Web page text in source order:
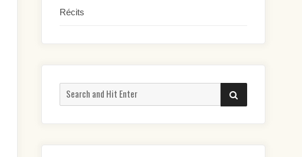
Récits
Search
for:
SEARCH